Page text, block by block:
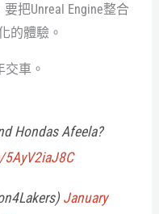
把Unreal Engine整合
的體驗。
交車。
Hondas Afeela?
January